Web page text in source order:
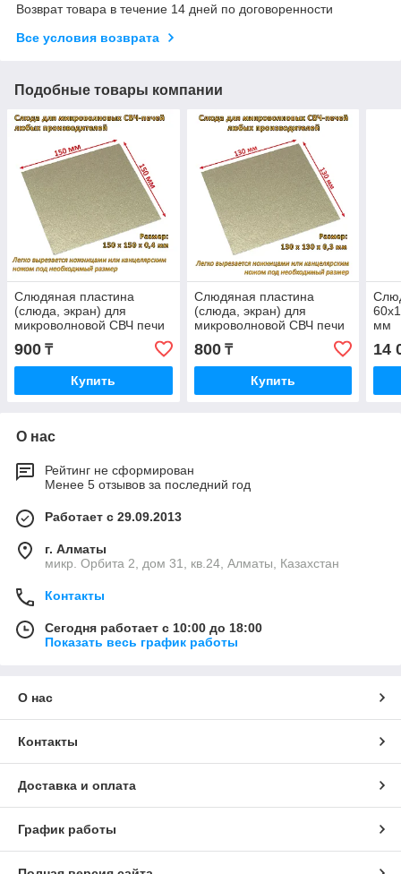
Возврат товара в течение 14 дней по договоренности
Все условия возврата
Подобные товары компании
Слюдяная пластина
(слюда, экран) для
микроволновой СВЧ печи
150x150х0.4 мм
900 ₸
Купить
Слюдяная пластина
(слюда, экран) для
микроволновой СВЧ печи
130x130х0.3 мм
800₸
Купить
мм
14
О нас
Рейтинг не сформирован
Менее 5 отзывов за последний год
Работает с 29.09.2013
г. Алматы
микр. Орбита 2, дом 31, кв.24, Алматы, Казахстан
Контакты
Сегодня работает с 10:00 до 18:00
Показать весь график работы
О нас
Контакты
Доставка и оплата
График работы